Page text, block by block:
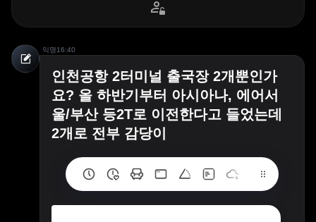
익명16:40
인천공항 2터미널 출국장 2개뿐인가
요? 올 하반기부터 아시아나, 에어서
울/부산 등2T로 이전한다고 들었는데
2개로 전부 감당이